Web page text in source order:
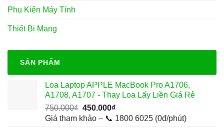
Phụ Kiện Máy Tính
Thiết Bị Mạng
SẢN PHẨM
Loa Laptop APPLE MacBook Pro A1706,
A1708, A1707 - Thay Loa Lấy Liền Giá Rẻ
750.000₫ Giá
gốc
450.000₫Giá
hiện
Giá tham khảo – 📞 1800 6025 (0đ/phút)